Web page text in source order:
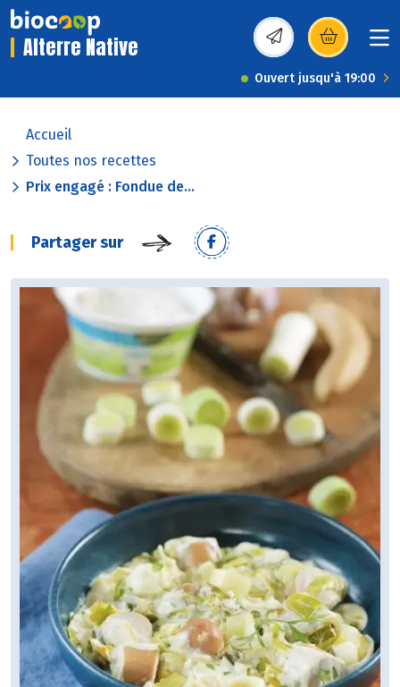
Alterre Native (s’ouvre dans une
Ouvert jusqu'à 19:00
Accueil
Toutes nos recettes
Prix engagé : Fondue de...
Partager sur